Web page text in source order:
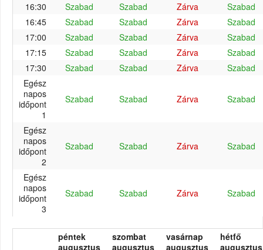
16:30 Szabad Szabad Zárva
Szabad
16:45
Szabad Szabad Zárva
Szabad
17:00
Szabad Szabad Zárva
Szabad
17:15
Szabad Szabad Zárva
Szabad
17:30
Szabad Szabad Zárva
Szabad
Egész
napos
időpont
1
Szabad Szabad Zárva Szabad
Egész
napos
időpont
2
Szabad Szabad Zárva Szabad
Egész
napos
időpont
3
Szabad Szabad Zárva Szabad
péntek
augusztus
szombat
augusztus
vasárnap
augusztus
hétfő
augusztus